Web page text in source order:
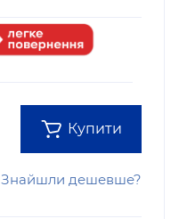
Купити
Знайшли дешевше?